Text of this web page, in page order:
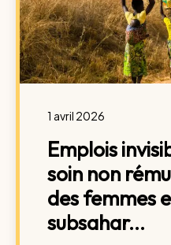
1 avril 2026
Emplois
soin non
des femmes
subsahar...